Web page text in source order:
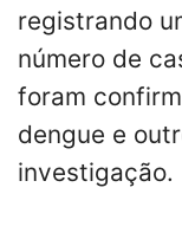
registrando
número de
foram
dengue e
investigação.